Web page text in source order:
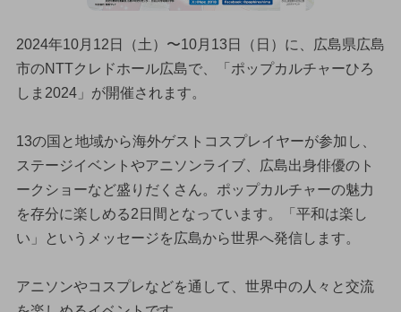
2024年10月12日（土）〜10月13日（日）に、広島県広島
市のNTTクレドホール広島で、「ポップカルチャーひろ
しま2024」が開催されます。
13の国と地域から海外ゲストコスプレイヤーが参加し、
ステージイベントやアニソンライブ、広島出身俳優のト
ークショーなど盛りだくさん。ポップカルチャーの魅力
を存分に楽しめる2日間となっています。「平和は楽し
い」というメッセージを広島から世界へ発信します。
アニソンやコスプレなどを通して、世界中の人々と交流